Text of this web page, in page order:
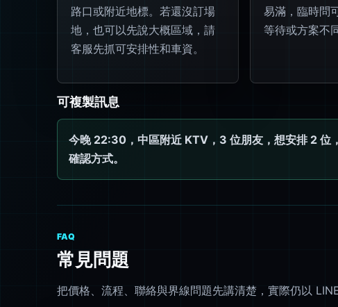
路口或附近地標。若還沒訂場
地，也可以先說大概區域，請
客服先抓可安排性和車資。
易滿，臨時問
等待或方案不同
可複製訊息
今晚 22:30，中區附近 KTV，3 位朋友，想安排 2 位
確認方式。
FAQ
常見問題
把價格、流程、聯絡與界線問題先講清楚，實際仍以